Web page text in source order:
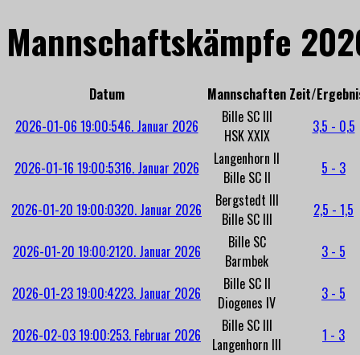
Mannschaftskämpfe
Datum Mannschaften Zeit/
2026-01-06 19:00:546. Januar 2026
Bille SC III
HSK XXIX
3,5 - 0,5
2026-01-16 19:00:5316. Januar 2026
Langenhorn II
Bille SC II
5 - 3
2026-01-20 19:00:0320. Januar 2026
Bergstedt III
Bille SC III
2,5 - 1,5
2026-01-20 19:00:2120. Januar 2026
Bille SC
Barmbek
3 - 5
2026-01-23 19:00:4223. Januar 2026
Bille SC II
Diogenes IV
3 - 5
2026-02-03 19:00:253. Februar 2026
Bille SC III
Langenhorn III
1 - 3